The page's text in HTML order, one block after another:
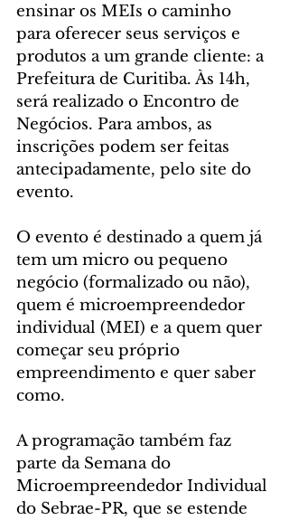
ensinar os MEIs o caminho
para oferecer seus serviços e
produtos a um grande cliente: a
Prefeitura de Curitiba. Às 14h,
será realizado o Encontro de
Negócios. Para ambos, as
inscrições podem ser feitas
antecipadamente, pelo site do
evento.
O evento é destinado a quem já
tem um micro ou pequeno
negócio (formalizado ou não),
quem é microempreendedor
individual (MEI) e a quem quer
começar seu próprio
empreendimento e quer saber
como.
A programação também faz
parte da Semana do
Microempreendedor Individual
do Sebrae-PR, que se estende